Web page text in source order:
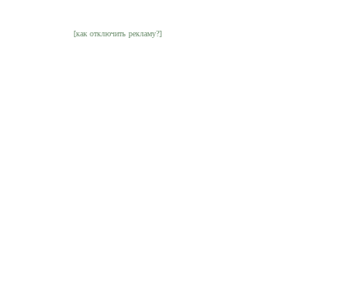
[как отключить рекламу?]